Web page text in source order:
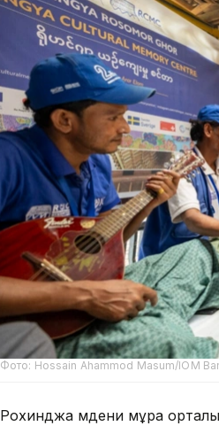
Фото: Hossain Ahammod Masum/IOM
Рохинджа мәдени мұра